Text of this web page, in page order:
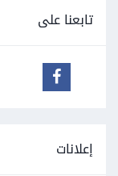
تابعنا على
إعلانات